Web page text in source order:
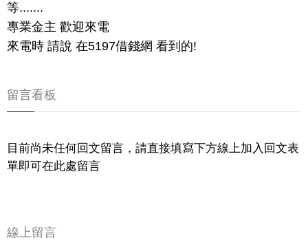
等.......
專業金主 歡迎來電
來電時 請說 在5197借錢網 看到的!
留言看板
目前尚未任何回文留言，請直接填寫下方線上加入回文表
單即可在此處留言
線上留言